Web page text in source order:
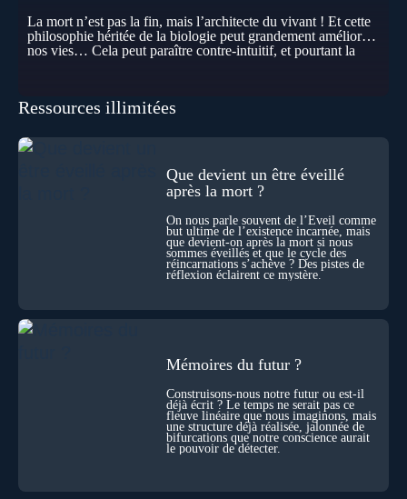
La mort n’est pas la fin, mais l’architecte du vivant ! Et cette
philosophie héritée de la biologie peut grandement améliorer
nos vies… Cela peut paraître contre-intuitif, et pourtant la
se construisent grâce à des milliers de morts cellulaires
effacements nécessaires façonnent la vie elle-même. À toutes
les échelles, la mort apparaît moins comme une rupture que
comme une logique active du vivant. Alors, la biologie peut-
elle transformer notre manière de penser la mort ? Existe-t-il
des ponts avec nos intuitions métaphysiques sur le cycle de
biochimie et spécialiste de la mort cellulaire.
Ressources illimitées
Que devient un être éveillé
après la mort ?
On nous parle souvent de l’Éveil comme
but ultime de l’existence incarnée, mais
que devient-on après la mort si nous
sommes éveillés et que le cycle des
réincarnations s’achève ? Des pistes de
réflexion éclairent ce mystère.
Mémoires du futur ?
Construisons-nous notre futur ou est-il
déjà écrit ? Le temps ne serait pas ce
fleuve linéaire que nous imaginons, mais
une structure déjà réalisée, jalonnée de
bifurcations que notre conscience aurait
le pouvoir de détecter.